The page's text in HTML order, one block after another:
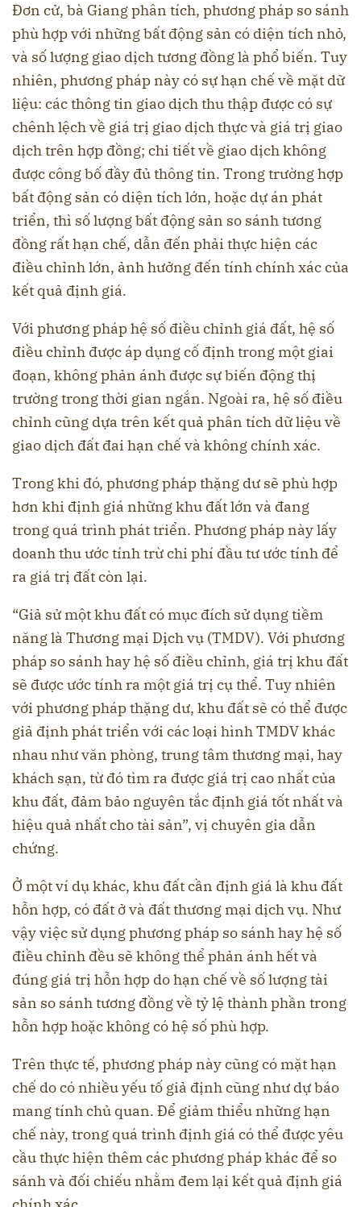
Đơn cử, bà Giang phân tích, phương pháp so sánh
phù hợp với những bất động sản có diện tích nhỏ,
và số lượng giao dịch tương đồng là phổ biến. Tuy
nhiên, phương pháp này có sự hạn chế về mặt dữ
liệu: các thông tin giao dịch thu thập được có sự
chênh lệch về giá trị giao dịch thực và giá trị giao
dịch trên hợp đồng; chi tiết về giao dịch không
được công bố đầy đủ thông tin. Trong trường hợp
bất động sản có diện tích lớn, hoặc dự án phát
triển, thì số lượng bất động sản so sánh tương
đồng rất hạn chế, dẫn đến phải thực hiện các
điều chỉnh lớn, ảnh hưởng đến tính chính xác của
kết quả định giá.
Với phương pháp hệ số điều chỉnh giá đất, hệ số
điều chỉnh được áp dụng cố định trong một giai
đoạn, không phản ánh được sự biến động thị
trường trong thời gian ngắn. Ngoài ra, hệ số điều
chỉnh cũng dựa trên kết quả phân tích dữ liệu về
giao dịch đất đai hạn chế và không chính xác.
Trong khi đó, phương pháp thặng dư sẽ phù hợp
hơn khi định giá những khu đất lớn và đang
trong quá trình phát triển. Phương pháp này lấy
doanh thu ước tính trừ chi phí đầu tư ước tính để
ra giá trị đất còn lại.
“Giả sử một khu đất có mục đích sử dụng tiềm
năng là Thương mại Dịch vụ (TMDV). Với phương
pháp so sánh hay hệ số điều chỉnh, giá trị khu đất
sẽ được ước tính ra một giá trị cụ thể. Tuy nhiên
với phương pháp thặng dư, khu đất sẽ có thể được
giả định phát triển với các loại hình TMDV khác
nhau như văn phòng, trung tâm thương mại, hay
khách sạn, từ đó tìm ra được giá trị cao nhất của
khu đất, đảm bảo nguyên tắc định giá tốt nhất và
hiệu quả nhất cho tài sản”, vị chuyên gia dẫn
chứng.
Ở một ví dụ khác, khu đất cần định giá là khu đất
hỗn hợp, có đất ở và đất thương mại dịch vụ. Như
vậy việc sử dụng phương pháp so sánh hay hệ số
điều chỉnh đều sẽ không thể phản ánh hết và
đúng giá trị hỗn hợp do hạn chế về số lượng tài
sản so sánh tương đồng về tỷ lệ thành phần trong
hỗn hợp hoặc không có hệ số phù hợp.
Trên thực tế, phương pháp này cũng có mặt hạn
chế do có nhiều yếu tố giả định cũng như dự báo
mang tính chủ quan. Để giảm thiểu những hạn
chế này, trong quá trình định giá có thể được yêu
cầu thực hiện thêm các phương pháp khác để so
sánh và đối chiếu nhằm đem lại kết quả định giá